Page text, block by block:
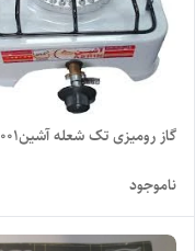
گاز رومیزی تک شعله آشین۰۰۱
ناموجود